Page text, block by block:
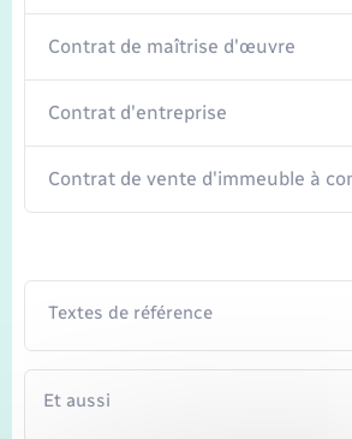
Contrat de maîtrise d'œuvre
Contrat d'entreprise
Contrat de vente d'immeuble à
Textes de référence
Et aussi